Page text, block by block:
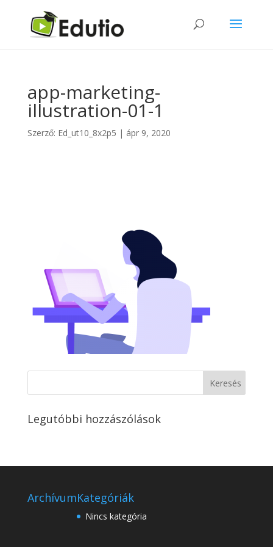
app-marketing-
illustration-01-1
Szerző: Ed_ut10_8x2p5 | ápr 9, 2020
Legutóbbi hozzászólások
ArchívumKategóriák
Nincs kategória